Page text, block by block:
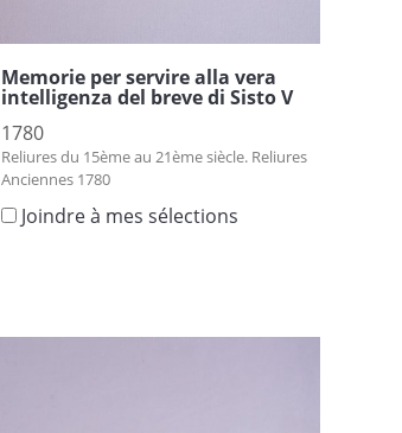
Memorie per servire alla vera
intelligenza del breve di Sisto V
1780
Reliures du 15ème au 21ème siècle. Reliures
Anciennes 1780
Joindre à mes sélections